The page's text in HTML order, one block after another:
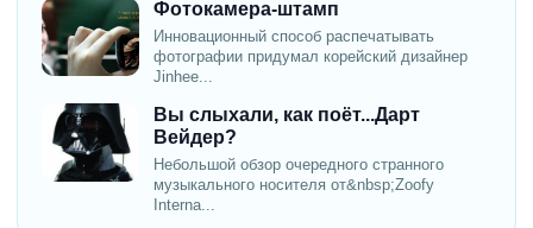
Фотокамера-штамп
Инновационный способ распечатывать
фотографии придумал корейский дизайнер
Jinhee...
Вы слыхали, как поёт...Дарт
Вейдер?
Небольшой обзор очередного странного
музыкального носителя от&nbsp;Zoofy
Interna...